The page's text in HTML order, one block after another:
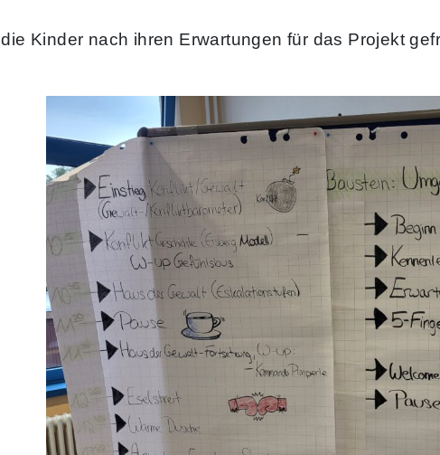
Kinder nach ihren Erwartungen für das Projekt